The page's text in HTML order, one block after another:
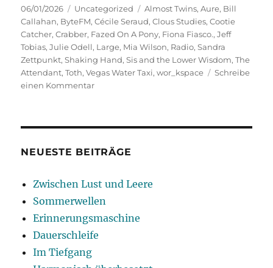
Veröffentlicht
am
06/01/2026 Kategorien
Uncategorized Schlagwörter
Almost Twins,Aure, Bill
Callahan, ByteFM,Cécile Seraud,Clous Studies,Cootie
Catcher,Crabber, Fazed On A Pony, Fiona Fiasco.,Jeff
Tobias,Julie Odell, Large, Mia Wilson, Radio,Sandra
Zettpunkt,Shaking Hand,Sis and the Lower Wisdom,The
Attendant,Toth,Vegas Water Taxi,wor_kspace
Schreibe
einen Kommentarzu
NEUESTE BEITRÄGE
Zwischen Lust und Leere
Sommerwellen
Erinnerungsmaschine
Dauerschleife
Im Tiefgang